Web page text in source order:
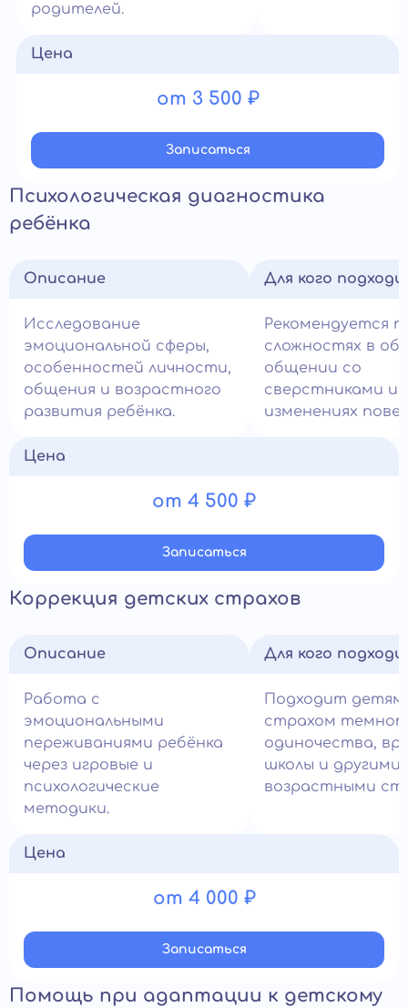
родителей.
Цена
от 3 500 ₽
Записатьcя
Психологическая диагностика
ребёнка
Описание
Исследование
эмоциональной сферы,
особенностей личности,
общения и возрастного
развития ребёнка.
Для кого
Рекомендуется
сложностях в
общении со
сверстниками и
изменениях
Цена
от 4 500 ₽
Записатьcя
Коррекция детских страхов
Описание
Работа с
эмоциональными
переживаниями ребёнка
через игровые и
психологические
методики.
Для кого
Подходит детям
страхом
одиночества,
школы и другими
возрастными
Цена
от 4 000 ₽
Записатьcя
Помощь при адаптации к детскому